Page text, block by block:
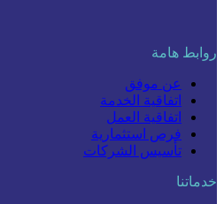
روابط هامة
عن موفق
اتفاقية الخدمة
اتفاقية العمل
فرص استثمارية
تأسيس الشركات
خدماتنا